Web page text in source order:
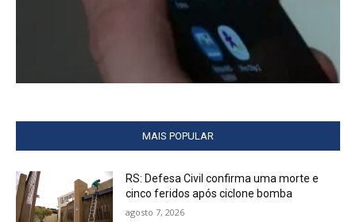
MAIS POPULAR
RS: Defesa Civil confirma uma morte e
cinco feridos após ciclone bomba
agosto 7, 2026